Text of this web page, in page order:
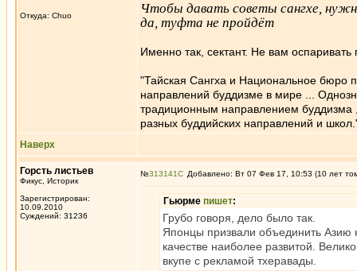
Откуда: Chuo
Чтобы давать советы сангхе,
да, туфта не пройдёт
Именно так, сектант. Не вам
"Тайская Сангха и Национальное бюро
направлений буддизме в мире ...
традиционным направлением буддизма
разных буддийских направлений и
Наверх
Горсть листьев
Фикус, Историк
Зарегистрирован:
10.09.2010
Суждений: 31236
№313141 Добавлено: Вт 07 Фев 17, 10:53 (10 лет
Гьюрме пишет:
Грубо говоря, дело было так.
Японцы призвали объединить Азию
качестве наиболее развитой.
вкупе с рекламой тхеравады.